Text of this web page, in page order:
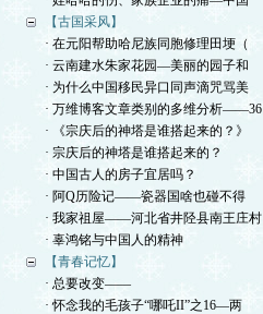
【古国采风】
· 在元阳帮助哈尼族同胞修理田埂（
· 云南建水朱家花园—美丽的园子和
· 为什么中国移民异口同声滴咒骂美
· 万维博客文章类别的多维分析——36
· 《宗庆后的神塔是谁搭起来的？》
· 宗庆后的神塔是谁搭起来的？
· 中国古人的房子宜居吗？
· 阿Q历险记——瓷器国啥也碰不得
· 我家祖屋——河北省井陉县南王庄村
· 辜鸿铭与中国人的精神
【青春记忆】
· 总要改变——
· 怀念我的毛孩子“哪吒II”之16—两